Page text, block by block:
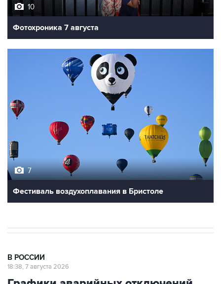
10
Фотохроника 7 августа
7
Фестиваль воздухоплавания в Бристоле
В РОССИИ
18:38, 7 августа 2026